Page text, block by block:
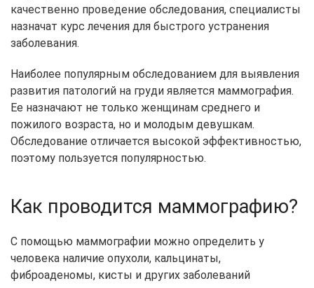
качественно проведение обследования, специалисты
назначат курс лечения для быстрого устранения
заболевания.
Наиболее популярным обследованием для выявления
развития патологий на груди является маммография.
Ее назначают не только женщинам среднего и
пожилого возраста, но и молодым девушкам.
Обследование отличается высокой эффективностью,
поэтому пользуется популярностью.
Как проводится маммографию?
С помощью маммографии можно определить у
человека наличие опухоли, кальцинаты,
фиброаденомы, кисты и других заболеваний